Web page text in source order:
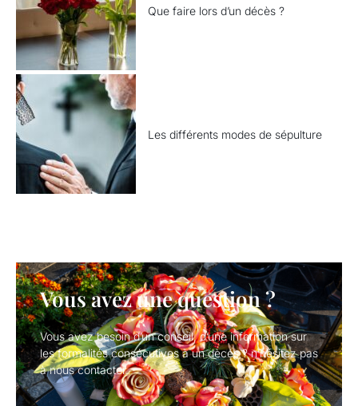
Que faire lors d’un décès ?
Les différents modes de sépulture
Vous avez une question ?
Vous avez besoin d’un conseil, d’une information sur
les formalités consécutives à un dècés ? n’hésitez pas
à nous contacter.